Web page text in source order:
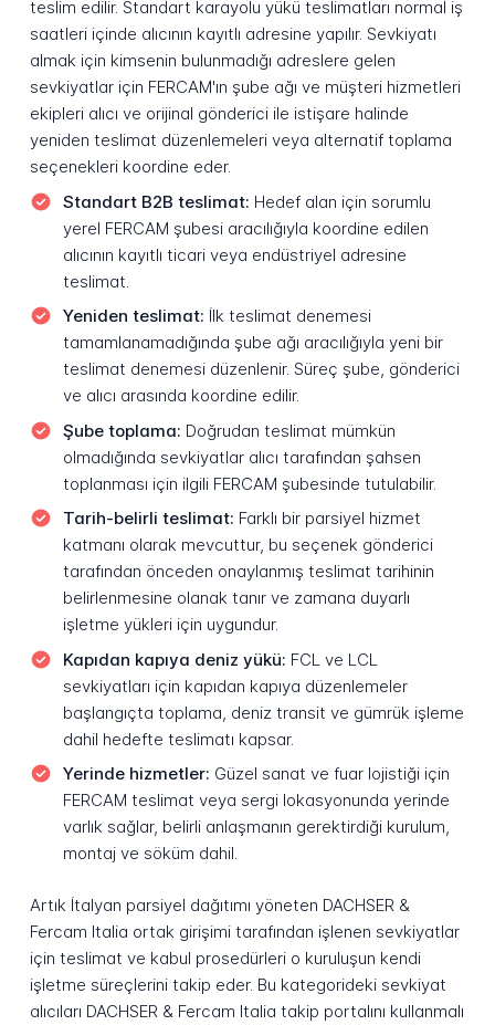
teslim edilir. Standart karayolu yükü teslimatları normal iş
saatleri içinde alıcının kayıtlı adresine yapılır. Sevkiyatı
almak için kimsenin bulunmadığı adreslere gelen
sevkiyatlar için FERCAM'ın şube ağı ve müşteri hizmetleri
ekipleri alıcı ve orijinal gönderici ile istişare halinde
yeniden teslimat düzenlemeleri veya alternatif toplama
seçenekleri koordine eder.
Standart B2B teslimat: Hedef alan için sorumlu
yerel FERCAM şubesi aracılığıyla koordine edilen
alıcının kayıtlı ticari veya endüstriyel adresine
teslimat.
Yeniden teslimat: İlk teslimat denemesi
tamamlanamadığında şube ağı aracılığıyla yeni bir
teslimat denemesi düzenlenir. Süreç şube, gönderici
ve alıcı arasında koordine edilir.
Şube toplama: Doğrudan teslimat mümkün
olmadığında sevkiyatlar alıcı tarafından şahsen
toplanması için ilgili FERCAM şubesinde tutulabilir.
Tarih-belirli teslimat: Farklı bir parsiyel hizmet
katmanı olarak mevcuttur, bu seçenek gönderici
tarafından önceden onaylanmış teslimat tarihinin
belirlenmesine olanak tanır ve zamana duyarlı
işletme yükleri için uygundur.
Kapıdan kapıya deniz yükü: FCL ve LCL
sevkiyatları için kapıdan kapıya düzenlemeler
başlangıçta toplama, deniz transit ve gümrük işleme
dahil hedefte teslimatı kapsar.
Yerinde hizmetler: Güzel sanat ve fuar lojistiği için
FERCAM teslimat veya sergi lokasyonunda yerinde
varlık sağlar, belirli anlaşmanın gerektirdiği kurulum,
montaj ve söküm dahil.
Artık İtalyan parsiyel dağıtımı yöneten DACHSER &
Fercam Italia ortak girişimi tarafından işlenen sevkiyatlar
için teslimat ve kabul prosedürleri o kuruluşun kendi
işletme süreçlerini takip eder. Bu kategorideki sevkiyat
alıcıları DACHSER & Fercam Italia takip portalını kullanmalı